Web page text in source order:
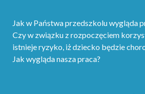
Jak w Państwa przedszkolu wygląda
Czy w związku z rozpoczęciem
istnieje ryzyko, iż dziecko będzie
Jak wygląda nasza praca?